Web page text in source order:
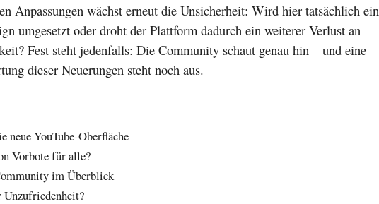
Anpassungen wächst erneut die Unsicherheit: Wird hier tatsächlich ein
umgesetzt oder droht der Plattform dadurch ein weiterer Verlust an
Fest steht jedenfalls: Die Community schaut genau hin – und eine
dieser Neuerungen steht noch aus.
neue YouTube-Oberfläche
Vorbote für alle?
im Überblick
Unzufriedenheit?